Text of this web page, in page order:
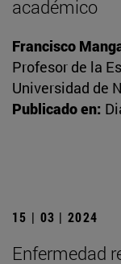
académico
Francisco
Profesor de la
Universidad de
Publicado en:
15 | 03 | 2024
Enfermedad